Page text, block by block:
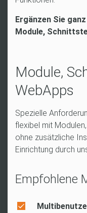
Ergänzen Sie
Module,
Module,
WebApps
Spezielle
flexibel mit
ohne zusätzliche
Einrichtung durch
Empfohlene